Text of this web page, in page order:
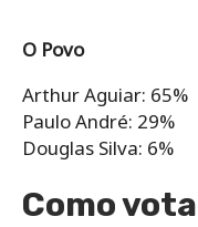
O Povo
Arthur Aguiar: 65%
Paulo André: 29%
Douglas Silva: 6%
Como